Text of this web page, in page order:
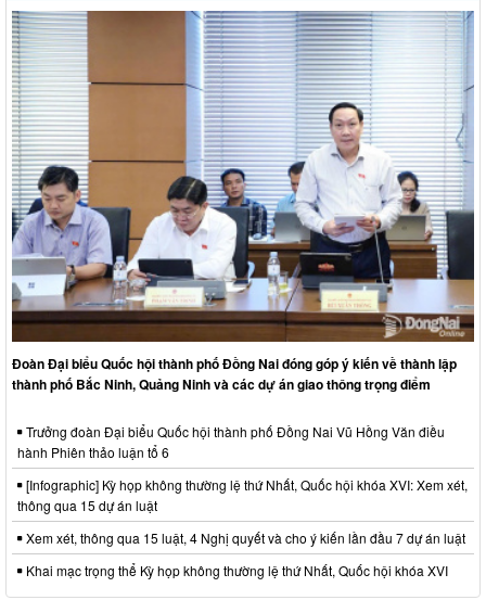
Đoàn Đại biểu Quốc hội thành phố Đồng Nai đóng góp ý kiến về thành lập
thành phố Bắc Ninh, Quảng Ninh và các dự án giao thông trọng điểm
Trưởng đoàn Đại biểu Quốc hội thành phố Đồng Nai Vũ Hồng Văn điều
hành Phiên thảo luận tổ 6
[Infographic] Kỳ họp không thường lệ thứ Nhất, Quốc hội khóa XVI: Xem xét,
thông qua 15 dự án luật
Xem xét, thông qua 15 luật, 4 Nghị quyết và cho ý kiến lần đầu 7 dự án luật
Khai mạc trọng thể Kỳ họp không thường lệ thứ Nhất, Quốc hội khóa XVI